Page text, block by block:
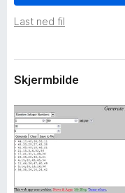
Last ned fil
d
a
Skjermbilde